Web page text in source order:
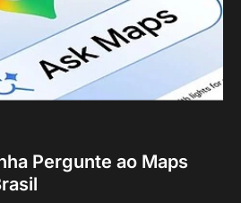
Pergunte ao Maps